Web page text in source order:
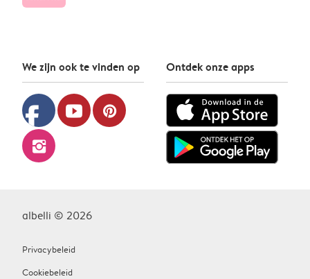
We zijn ook te vinden op
facebook youtube pinterest
instagram
Ontdek onze apps
albelli © 2026
Privacybeleid
Cookiebeleid